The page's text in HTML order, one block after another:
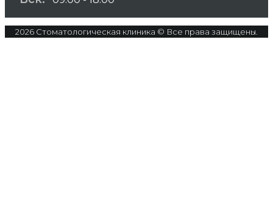
2026 Стоматологическая клиника © Все права защищены.